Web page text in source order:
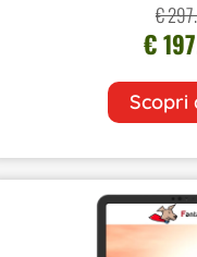
€
€
Scopri